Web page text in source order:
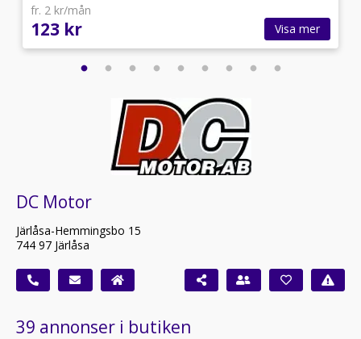
fr. 2 kr/mån
123 kr Visa mer
DC Motor
Järlåsa-Hemmingsbo 15
744 97 Järlåsa
39 annonser i butiken